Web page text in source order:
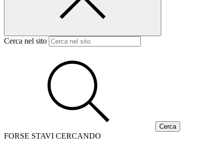
Cerca nel sito
FORSE STAVI CERCANDO